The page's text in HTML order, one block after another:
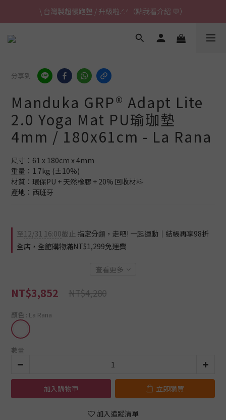
\ 台灣製超慢跑墊 / 升級啦.ᐟ.ᐟ（點我看介紹 💬）
\ 台灣製超慢跑墊 / 升級啦.ᐟ.ᐟ（點我看介紹 💬）
✈ 港澳免運｜滿HK$1,239免運 (指定商品)
分享到
Manduka GRP® Adapt Lite
2.0 Yoga Mat PU瑜珈墊
4mm / 180x61cm - La Rana
尺寸：61 x 180cm x 4mm
重量：1.7kg (±10%)
材質：環保PU + 天然橡膠 + 20% 回收材料
產地：西班牙
至12/31 16:00截止 指定分類，走吧! 一起運動｜結帳再享98折
全店，全館購物滿NT$1,299免運費
查看更多
NT$3,852 NT$4,280
顏色 : La Rana
數量
加入購物車 立即購買
加入追蹤清單